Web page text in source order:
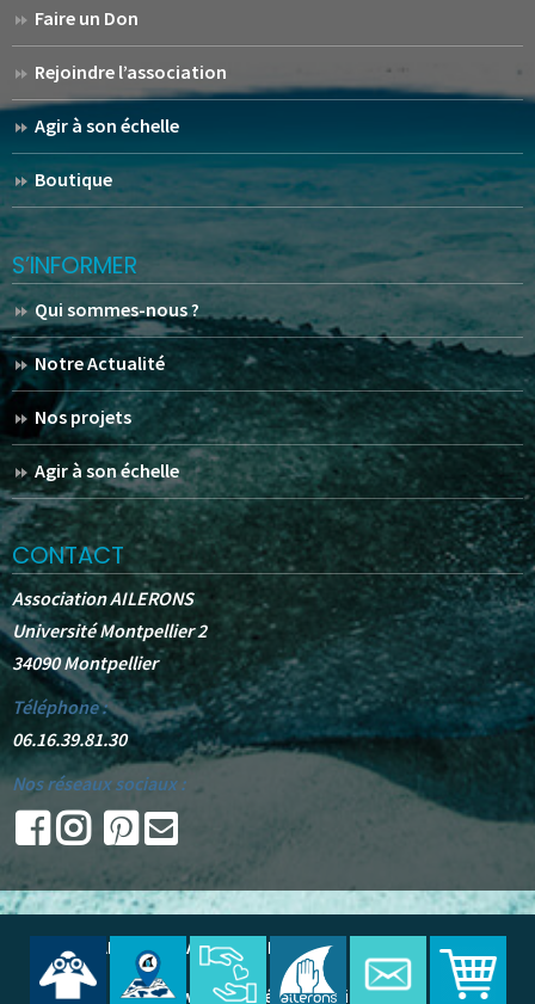
Faire un Don
Rejoindre l’association
Agir à son échelle
Boutique
S’INFORMER
Qui sommes-nous ?
Notre Actualité
Nos projets
Agir à son échelle
CONTACT
Association AILERONS
Université Montpellier 2
34090 Montpellier
Téléphone :
06.16.39.81.30
Nos réseaux sociaux :
© 2025 - AILERONS . All Rights Reserved.
Site web réalisé par Oudine A.